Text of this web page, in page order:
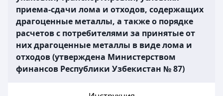
приема-сдачи лома и отходов, содержащих
драгоценные металлы, а также о порядке
расчетов с потребителями за принятые от
них драгоценные металлы в виде лома и
отходов (утверждена Министерством
финансов Республики Узбекистан № 87)